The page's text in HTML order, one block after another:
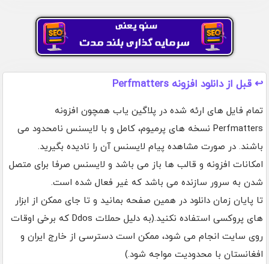
↩️ قبل از دانلود افزونه Perfmatters
تمام فایل های ارئه شده در پلاگین یاب همچون افزونه
Perfmatters نسخه های پرمیوم، کامل و با لایسنس نامحدود می
باشند. در صورت مشاهده پیام لایسنس آن را نادیده بگیرید.
امکانات افزونه و قالب ها باز می باشد و لایسنس صرفا برای متصل
شدن به سرور سازنده می باشد که غیر فعال شده است.
تا پایان زمان دانلود در همین صفحه بمانید و تا جای ممکن از ابزار
های پروکسی استفاده نکنید.(به دلیل حملات Ddos که برخی اوقات
روی سایت انجام می شود، ممکن است دسترسی از خارج ایران و
افغانستان با محدودیت مواجه شود.)